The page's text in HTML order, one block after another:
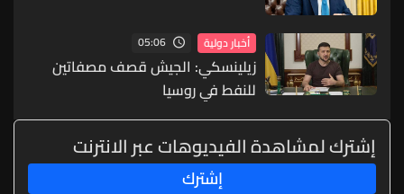
أخبار دولية 05:06
زيلينسكي: الجيش قصف مصفاتين
للنفط في روسيا
إشترك لمشاهدة الفيديوهات عبر الانترنت
إشترك